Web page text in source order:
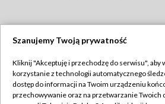
TVP
Abonament TVP
Regulamin
Szanujemy Twoją prywatność
Kliknij "Akceptuję i przechodzę do serwisu", aby
korzystanie z technologii automatycznego
dostęp do informacji na Twoim urządzeniu
przechowywanie oraz na przetwarzanie Twoich